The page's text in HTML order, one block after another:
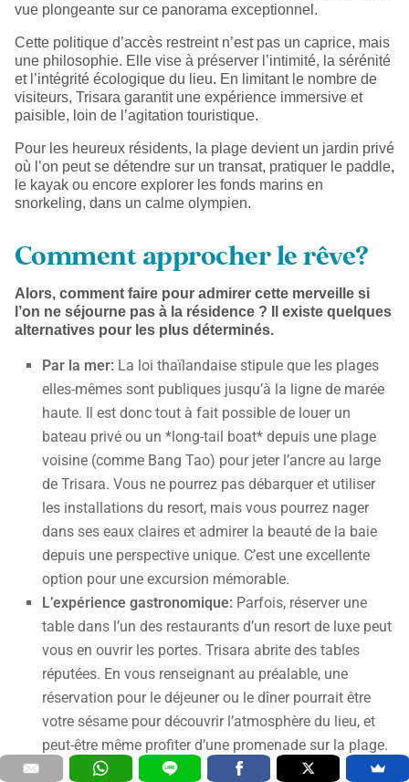
vue plongeante sur ce panorama exceptionnel.
Cette politique d’accès restreint n’est pas un caprice, mais
une philosophie. Elle vise à préserver l’intimité, la sérénité
et l’intégrité écologique du lieu. En limitant le nombre de
visiteurs, Trisara garantit une expérience immersive et
paisible, loin de l’agitation touristique.
Pour les heureux résidents, la plage devient un jardin privé
où l’on peut se détendre sur un transat, pratiquer le paddle,
le kayak ou encore explorer les fonds marins en
snorkeling, dans un calme olympien.
Comment approcher le rêve?
Alors, comment faire pour admirer cette merveille si
l’on ne séjourne pas à la résidence ? Il existe quelques
alternatives pour les plus déterminés.
Par la mer: La loi thaïlandaise stipule que les plages
elles-mêmes sont publiques jusqu’à la ligne de marée
haute. Il est donc tout à fait possible de louer un
bateau privé ou un *long-tail boat* depuis une plage
voisine (comme Bang Tao) pour jeter l’ancre au large
de Trisara. Vous ne pourrez pas débarquer et utiliser
les installations du resort, mais vous pourrez nager
dans ses eaux claires et admirer la beauté de la baie
depuis une perspective unique. C’est une excellente
option pour une excursion mémorable.
L’expérience gastronomique:Parfois, réserver une
table dans l’un des restaurants d’un resort de luxe peut
vous en ouvrir les portes. Trisara abrite des tables
réputées. En vous renseignant au préalable, une
réservation pour le déjeuner ou le dîner pourrait être
votre sésame pour découvrir l’atmosphère du lieu, et
peut-être même profiter d’une promenade sur la plage.